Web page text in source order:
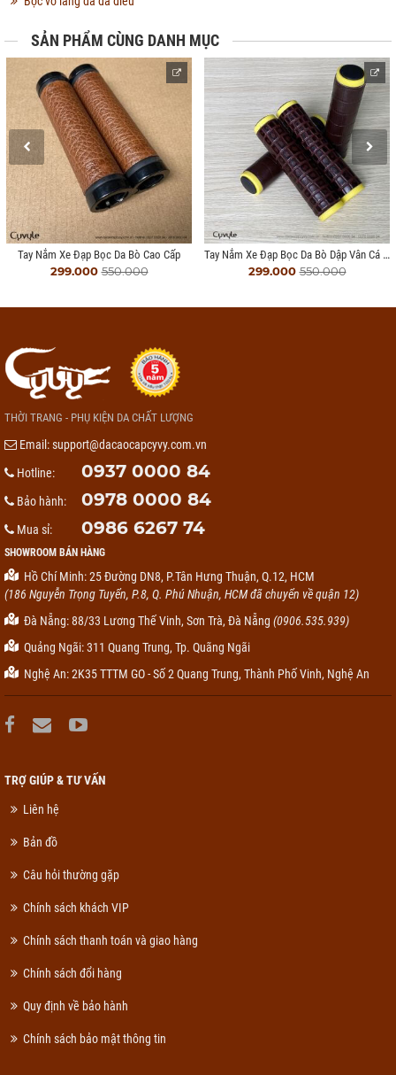
SẢN PHẨM CÙNG DANH MỤC
Tay Nắm Xe Đạp Bọc Da Bò Cao Cấp
299.000550.000
Tay Nắm Xe Đạp Bọc Da Bò Dập Vân Cá Sấu
299.000550.000
THỜI TRANG - PHỤ KIỆN DA CHẤT LƯỢNG
Email:support@dacaocapcyvy.com.vn
Hotline:
0937 0000 84
Bảo hành: 0978 0000 84
Mua sỉ: 0986 6267 74
SHOWROOM BÁN HÀNG
Hồ Chí Minh: 25 Đường DN8, P.Tân Hưng Thuận, Q.12, HCM
(186 Nguyễn Trọng Tuyển, P.8, Q. Phú Nhuận, HCM đã chuyển về quận 12)
Đà Nẵng: 88/33 Lương Thế Vinh, Sơn Trà, Đà Nẵng (0906.535.939)
Quảng Ngãi: 311 Quang Trung, Tp. Quãng Ngãi
Nghệ An: 2K35 TTTM GO - Số 2 Quang Trung, Thành Phố Vinh, Nghệ An
TRỢ GIÚP & TƯ VẤN
Liên hệ
Bản đồ
Câu hỏi thường gặp
Chính sách khách VIP
Chính sách thanh toán và giao hàng
Chính sách đổi hàng
Quy định về bảo hành
Chính sách bảo mật thông tin